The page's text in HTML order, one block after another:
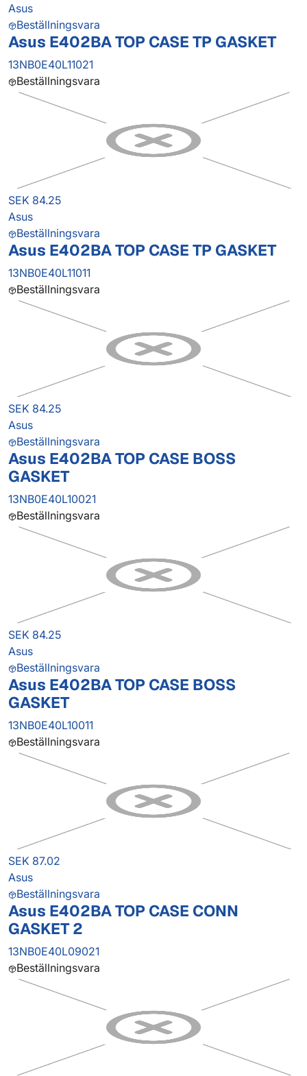
Asus
Beställningsvara
Asus E402BA TOP CASE TP GASKET
13NB0E40L11021
Beställningsvara
SEK 84.25
Asus
Beställningsvara
Asus E402BA TOP CASE TP GASKET
13NB0E40L11011
Beställningsvara
SEK 84.25
Asus
Beställningsvara
Asus E402BA TOP CASE BOSS
GASKET
13NB0E40L10021
Beställningsvara
SEK 84.25
Asus
Beställningsvara
Asus E402BA TOP CASE BOSS
GASKET
13NB0E40L10011
Beställningsvara
SEK 87.02
Asus
Beställningsvara
Asus E402BA TOP CASE CONN
GASKET 2
13NB0E40L09021
Beställningsvara